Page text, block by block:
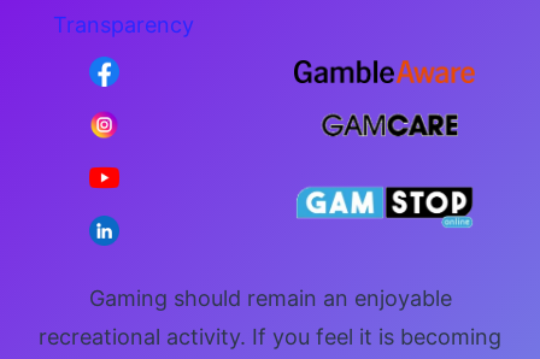
Transparency
Gaming should remain an enjoyable
recreational activity. If you feel it is becoming